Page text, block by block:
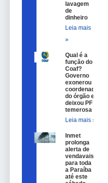
lavagem
de
dinheiro
Leia mais
»
Qual é a
função do
Coaf?
Governo
exonerou
coordenador
do órgão e
deixou PF
temerosa
Leia mais »
Inmet
prolonga
alerta de
vendavais
para toda
a Paraíba
até este